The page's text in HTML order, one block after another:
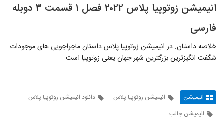
انیمیشن زوتوپیا پلاس ۲۰۲۲ فصل ۱ قسمت ۳ دوبله
فارسی
خلاصه داستان: در انیمیشن زوتوپیا پلاس داستان ماجراجویی های موجودات
شگفت انگیزترین بزرگترین شهر جهان یعنی زوتوپیا است.
انیمیشن انیمیشن زوتوپیا پلاس
دانلود انیمیشن زوتوپیا پلاس
انیمیشن جالب